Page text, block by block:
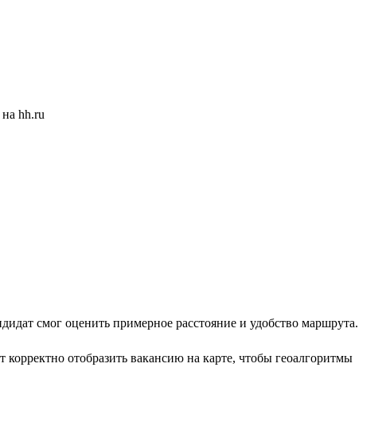
смог оценить примерное расстояние и удобство маршрута.
отобразить вакансию на карте, чтобы геоалгоритмы